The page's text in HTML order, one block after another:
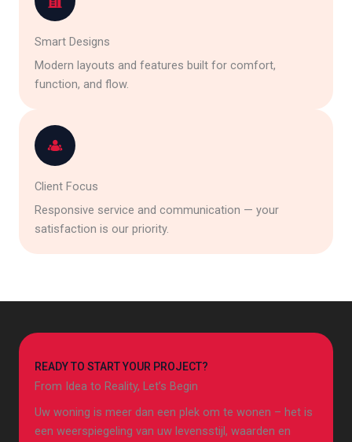
Smart Designs
Modern layouts and features built for comfort,
function, and flow.
Client Focus
Responsive service and communication — your
satisfaction is our priority.
READY TO START YOUR PROJECT?
From Idea to Reality, Let’s Begin
Uw woning is meer dan een plek om te wonen – het is
een weerspiegeling van uw levensstijl, waarden en